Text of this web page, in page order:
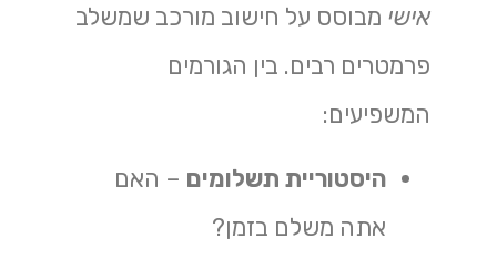
אישי מבוסס על חישוב מורכב שמשלב
פרמטרים רבים. בין הגורמים
המשפיעים:
היסטוריית תשלומים – האם
אתה משלם בזמן?